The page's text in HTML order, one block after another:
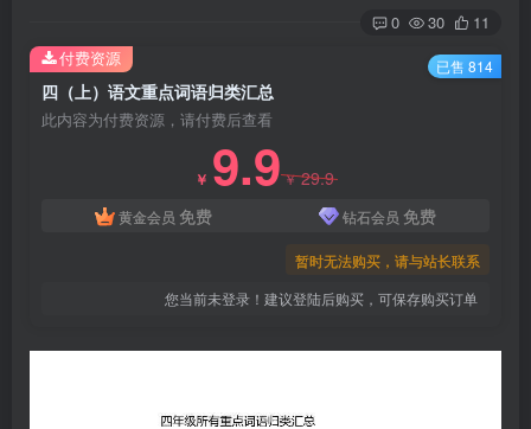
0 30 11
四（上）语文重点词语归类汇总
此内容为付费资源，请付费后查看
￥ 9.9￥29.9
黄金会员 免费 钻石会员 免费
暂时无法购买，请与站长联系
您当前未登录！建议登陆后购买，可保存购买订单
付费资源 已售 814